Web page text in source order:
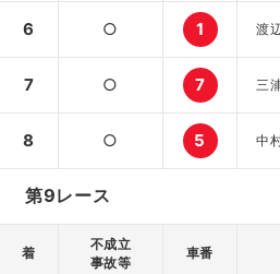
6 ○ 1 渡
7 ○ 7 三
8 ○ 5 中
第9レース
着
不成立
事故等
車番